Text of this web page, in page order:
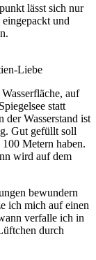
lässt sich nur
und
Liebe
auf
statt
der Wasserstand ist
Gut gefüllt soll
Metern haben.
wird auf dem
bewundern
ich mich auf einen
verfalle ich in
durch